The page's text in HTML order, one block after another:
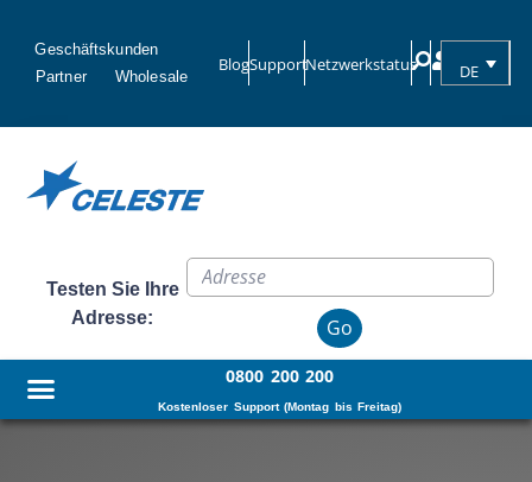
Geschäftskunden
Partner
Wholesale
BlogSupportNetzwerkstatus DE
Testen Sie Ihre
Adresse:
Go
0800 200 200
Kostenloser Support (Montag bis Freitag)